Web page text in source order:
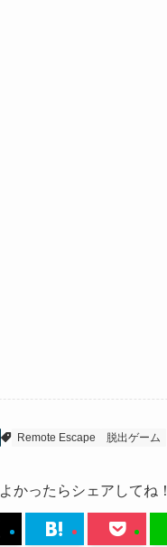
Remote Escape 脱出ゲーム
よかったらシェアしてね！